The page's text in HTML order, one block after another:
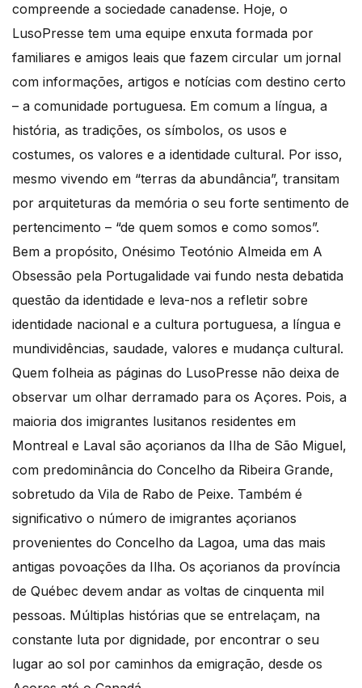
compreende a sociedade canadense. Hoje, o
LusoPresse tem uma equipe enxuta formada por
familiares e amigos leais que fazem circular um jornal
com informações, artigos e notícias com destino certo
– a comunidade portuguesa. Em comum a língua, a
história, as tradições, os símbolos, os usos e
costumes, os valores e a identidade cultural. Por isso,
mesmo vivendo em “terras da abundância”, transitam
por arquiteturas da memória o seu forte sentimento de
pertencimento – “de quem somos e como somos”.
Bem a propósito, Onésimo Teotónio Almeida em A
Obsessão pela Portugalidade vai fundo nesta debatida
questão da identidade e leva-nos a refletir sobre
identidade nacional e a cultura portuguesa, a língua e
mundividências, saudade, valores e mudança cultural.
Quem folheia as páginas do LusoPresse não deixa de
observar um olhar derramado para os Açores. Pois, a
maioria dos imigrantes lusitanos residentes em
Montreal e Laval são açorianos da Ilha de São Miguel,
com predominância do Concelho da Ribeira Grande,
sobretudo da Vila de Rabo de Peixe. Também é
significativo o número de imigrantes açorianos
provenientes do Concelho da Lagoa, uma das mais
antigas povoações da Ilha. Os açorianos da província
de Québec devem andar as voltas de cinquenta mil
pessoas. Múltiplas histórias que se entrelaçam, na
constante luta por dignidade, por encontrar o seu
lugar ao sol por caminhos da emigração, desde os